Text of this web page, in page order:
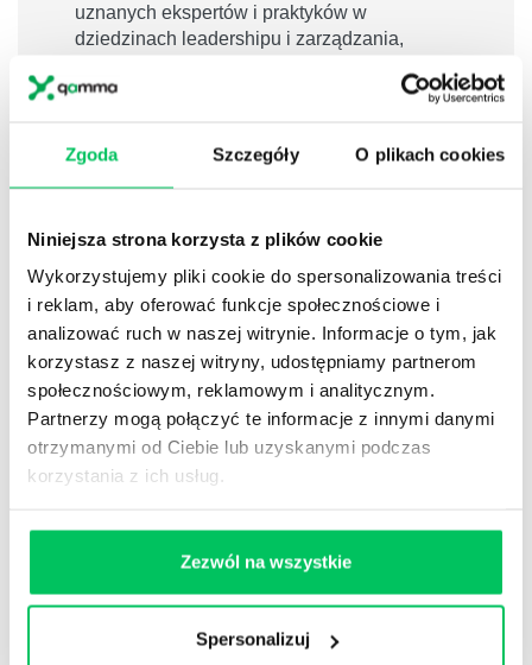
Zgoda Szczegóły O plikach cookies
Niniejsza strona korzysta z plików cookie
Wykorzystujemy pliki cookie do spersonalizowania treści
i reklam, aby oferować funkcje społecznościowe i
analizować ruch w naszej witrynie. Informacje o tym, jak
korzystasz z naszej witryny, udostępniamy partnerom
społecznościowym, reklamowym i analitycznym.
Partnerzy mogą połączyć te informacje z innymi danymi
otrzymanymi od Ciebie lub uzyskanymi podczas
korzystania z ich usług.
Zezwól na wszystkie
Spersonalizuj
uznanych ekspertów i praktyków w
dziedzinach leadershipu i zarządzania,
efektywności osobistej.
40 filmów edukacyjnych
Nowy użytkownik?
Zarejestruj się
Zobacz co znajdzieszw
wikiGamma+